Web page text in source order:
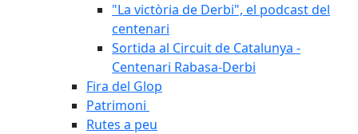
"La victòria de Derbi", el podcast del
centenari
Sortida al Circuit de Catalunya -
Centenari Rabasa-Derbi
Fira del Glop
Patrimoni
Rutes a peu